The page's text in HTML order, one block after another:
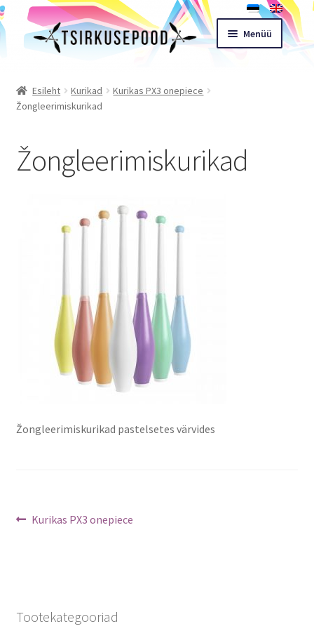
Liigu
navigeerimisele
Liigu
sisu
Menüü
Pood
Ostukorv
Töötoad
Esileht Kurikad
Kurikas PX3 onepiece
Žongleerimiskurikad
Žongleerimiskurikad
Žongleerimiskurikad pastelsetes värvides
Navigeerimine
Previous
Kurikas PX3 onepiece
Tootekategooriad